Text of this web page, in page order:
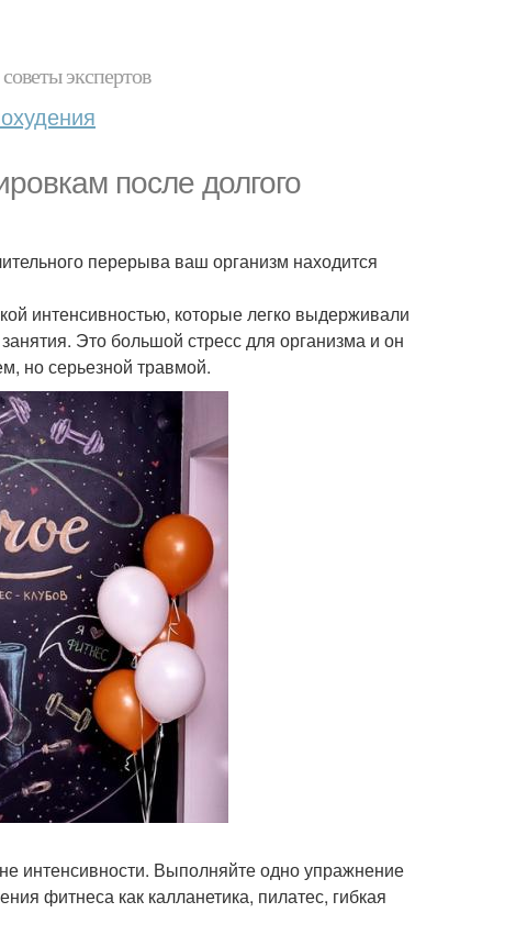
экспертов
после долгого
перерыва ваш организм находится
интенсивностью, которые легко выдерживали
Это большой стресс для организма и он
но серьезной травмой.
интенсивности. Выполняйте одно упражнение
фитнеса как калланетика, пилатес, гибкая